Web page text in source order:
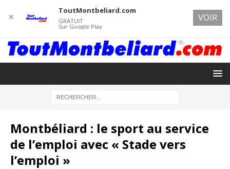
Montbéliard : le sport au service
de l’emploi avec « Stade vers
l’emploi »
✕
ToutMontbeliard.com
GRATUIT
Sur Google Play
VOIR